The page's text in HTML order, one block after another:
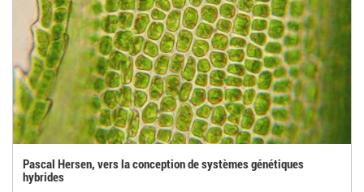
Pascal Hersen, vers la conception de systèmes génétiques
hybrides